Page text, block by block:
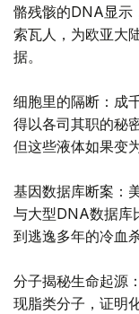
骼残骸的DNA显示
索瓦人，为欧亚大
据。
细胞里的隔断：成
得以各司其职的秘
但这些液体如果变
基因数据库断案：
与大型DNA数据库
到逃逸多年的冷血杀
分子揭秘生命起源
现脂类分子，证明